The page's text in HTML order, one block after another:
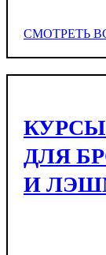
СМОТРЕТЬ
КУРСЫ
ДЛЯ
И